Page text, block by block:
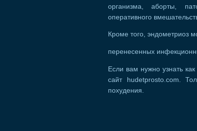
организма, аборты,
оперативного
Кроме того, эндометриоз
перенесенных
Если вам нужно узнать
сайт hudetprosto.com.
похудения.